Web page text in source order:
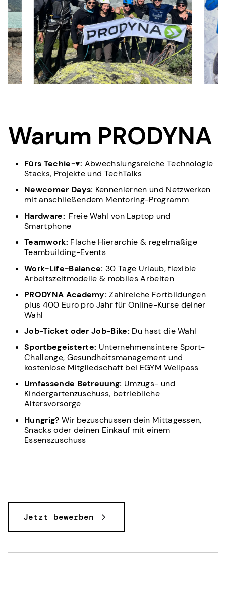
Warum PRODYNA
Fürs Techie-♥: Abwechslungsreiche Technologie
Stacks, Projekte und TechTalks
Newcomer Days: Kennenlernen und Netzwerken
mit anschließendem Mentoring-Programm
Hardware: Freie Wahl von Laptop und
Smartphone
Teamwork: Flache Hierarchie & regelmäßige
Teambuilding-Events
Work-Life-Balance: 30 Tage Urlaub, flexible
Arbeitszeitmodelle & mobiles Arbeiten
PRODYNA Academy: Zahlreiche Fortbildungen
plus 400 Euro pro Jahr für Online-Kurse deiner
Wahl
Job-Ticket oder Job-Bike: Du hast die Wahl
Sportbegeisterte: Unternehmensintere Sport-
Challenge, Gesundheitsmanagement und
kostenlose Mitgliedschaft bei EGYM Wellpass
Umfassende Betreuung: Umzugs- und
Kindergartenzuschuss, betriebliche
Altersvorsorge
Hungrig? Wir bezuschussen dein Mittagessen,
Snacks oder deinen Einkauf mit einem
Essenszuschuss
Jetzt bewerben